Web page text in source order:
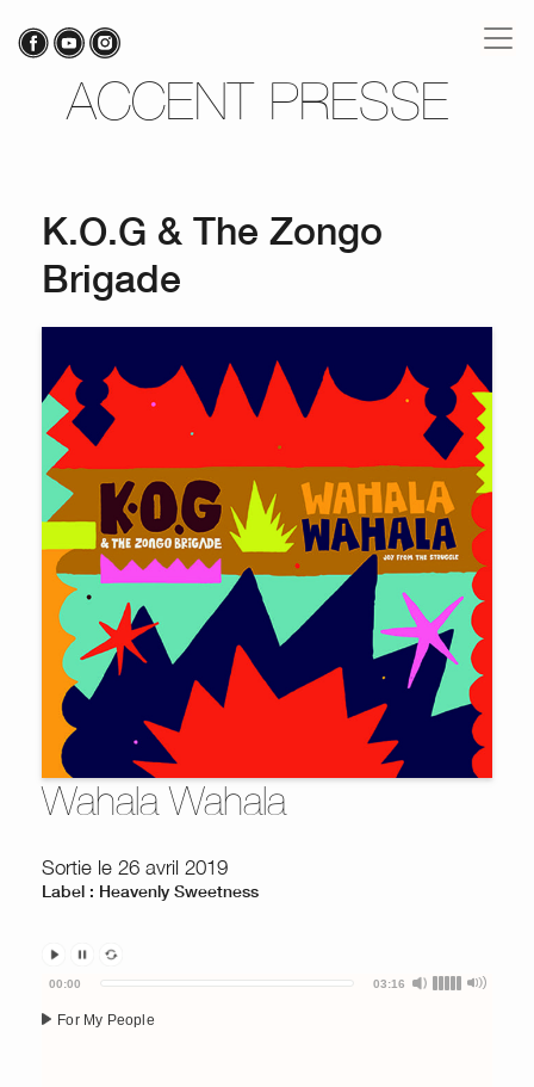
ACCENT PRESSE
K.O.G & The Zongo
Brigade
Wahala Wahala
Sortie le 26 avril 2019
Label : Heavenly Sweetness
Audio
Player
For My People
00:00 03:16